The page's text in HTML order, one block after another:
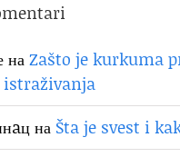
наZašto je kurkuma
на Šta je svest i